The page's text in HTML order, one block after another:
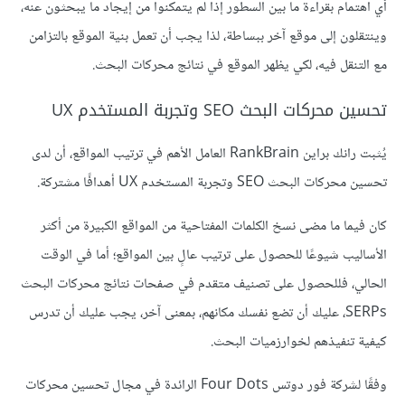
أي اهتمام بقراءة ما بين السطور إذا لم يتمكنوا من إيجاد ما يبحثون عنه،
وينتقلون إلى موقع آخر ببساطة، لذا يجب أن تعمل بنية الموقع بالتزامن
مع التنقل فيه، لكي يظهر الموقع في نتائج محركات البحث.
تحسين محركات البحث SEO وتجربة المستخدم UX
يُثبت رانك براين RankBrain العامل الأهم في ترتيب المواقع، أن لدى
تحسين محركات البحث SEO وتجربة المستخدم UX أهدافًا مشتركة.
كان فيما ما مضى نسخ الكلمات المفتاحية من المواقع الكبيرة من أكثر
الأساليب شيوعًا للحصول على ترتيب عالٍ بين المواقع؛ أما في الوقت
الحالي، فللحصول على تصنيف متقدم في صفحات نتائج محركات البحث
SERPs، عليك أن تضع نفسك مكانهم، بمعنى آخر، يجب عليك أن تدرس
كيفية تنفيذهم لخوارزميات البحث.
وفقًا لشركة فور دوتس Four Dots الرائدة في مجال تحسين محركات